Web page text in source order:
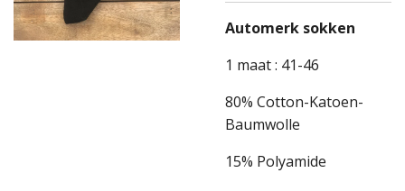
Automerk sokken
1 maat : 41-46
80% Cotton-Katoen-
Baumwolle
15% Polyamide